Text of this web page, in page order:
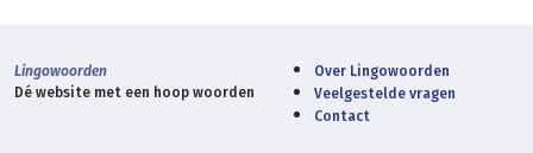
Lingowoorden
Dé website met een hoop woorden
Over Lingowoorden
Veelgestelde vragen
Contact